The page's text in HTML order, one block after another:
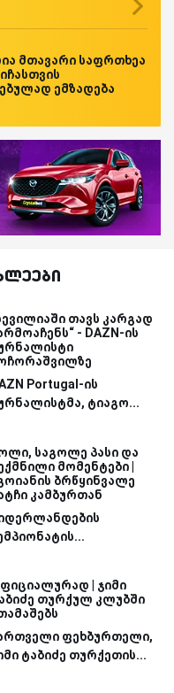
მთავარი საფრთხეა
ემზადება
თავს კარგად
- DAZN-ის
Portugal-ის
ტიაგო...
საგოლე პასი და
მომენტები |
ბრწყინვალე
კამბურთან
| ჯიმი
თურქულ კლუბში
ფეხბურთელი,
ტაბიძე თურქეთის...